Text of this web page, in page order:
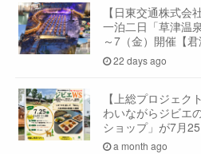
【日東交通株式会
一泊二日「草津温
～7（金）開催【
22 days ago
【上総プロジェク
わいながらジビエ
ショップ」が7月
a month ago